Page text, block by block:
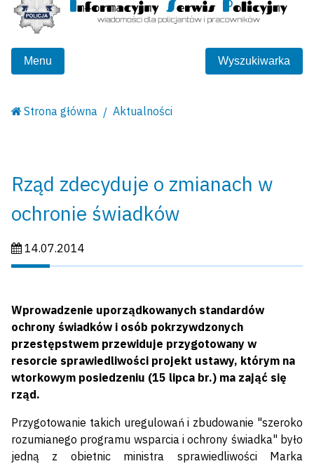
Menu Wyszukiwarka
Strona główna Aktualności
Rząd zdecyduje o zmianach w
ochronie świadków
Data publikacji:
14.07.2014
Wprowadzenie uporządkowanych standardów
ochrony świadków i osób pokrzywdzonych
przestępstwem przewiduje przygotowany w
resorcie sprawiedliwości projekt ustawy, którym na
wtorkowym posiedzeniu (15 lipca br.) ma zająć się
rząd.
Przygotowanie takich uregulowań i zbudowanie "szeroko
rozumianego programu wsparcia i ochrony świadka" było
jedną z obietnic ministra sprawiedliwości Marka